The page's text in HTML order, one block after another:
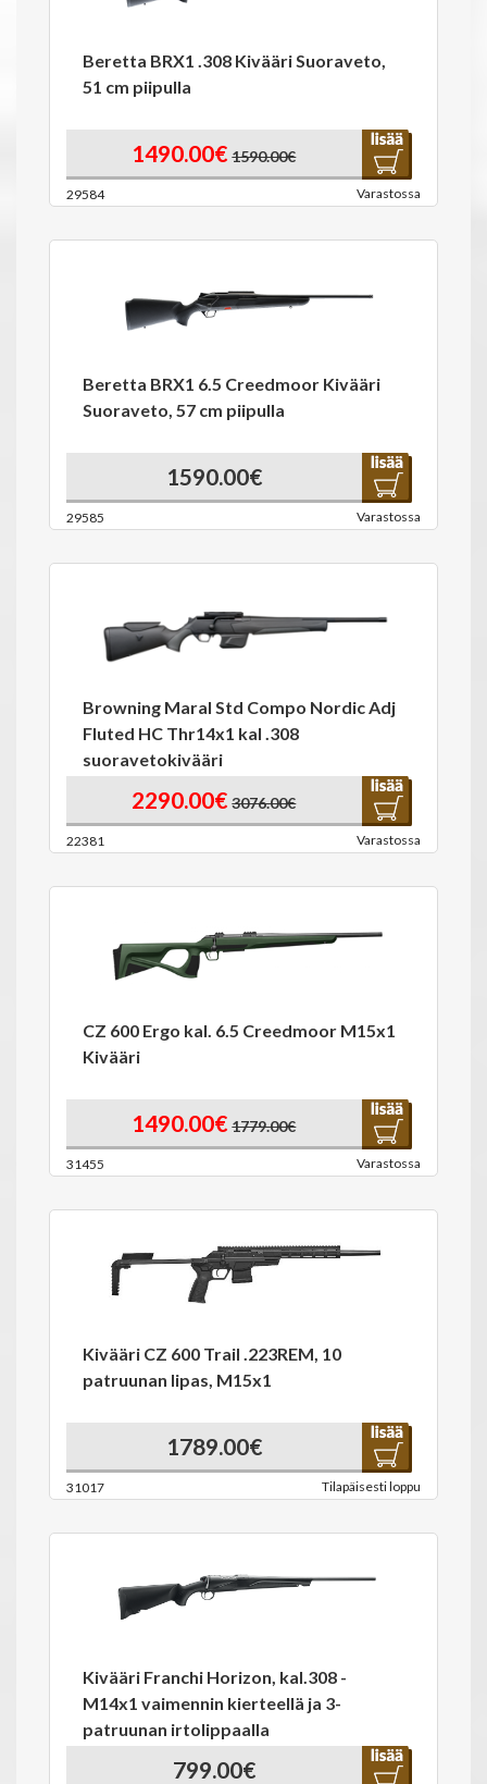
Beretta BRX1 .308 Kivääri Suoraveto,
51 cm piipulla
1490.00€ 1590.00€
29584 Varastossa
Beretta BRX1 6.5 Creedmoor Kivääri
Suoraveto, 57 cm piipulla
1590.00€
29585 Varastossa
Browning Maral Std Compo Nordic Adj
Fluted HC Thr14x1 kal .308
suoravetokivääri
2290.00€ 3076.00€
22381 Varastossa
CZ 600 Ergo kal. 6.5 Creedmoor M15x1
Kivääri
1490.00€ 1779.00€
31455 Varastossa
Kivääri CZ 600 Trail .223REM, 10
patruunan lipas, M15x1
1789.00€
31017 Tilapäisesti loppu
Kivääri Franchi Horizon, kal.308 -
M14x1 vaimennin kierteellä ja 3-
patruunan irtolippaalla
799.00€